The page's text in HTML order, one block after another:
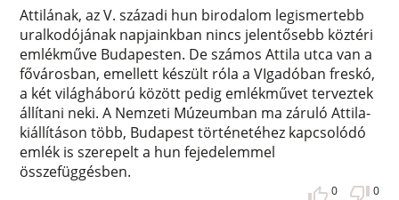
Attilának, az V. századi hun birodalom legismertebb
uralkodójának napjainkban nincs jelentősebb köztéri
emlékműve Budapesten. De számos Attila utca van a
fővárosban, emellett készült róla a VIgadóban freskó,
a két világháború között pedig emlékművet terveztek
állítani neki. A Nemzeti Múzeumban ma záruló Attila-
kiállításon több, Budapest történetéhez kapcsolódó
emlék is szerepelt a hun fejedelemmel
összefüggésben.
0 0